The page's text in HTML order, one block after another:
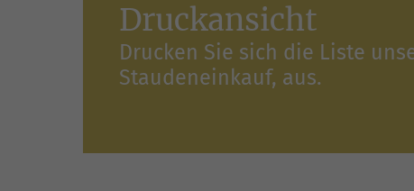
Druckansicht
Drucken Sie sich die Liste
Staudeneinkauf, aus.